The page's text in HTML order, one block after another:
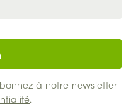
à notre newsletter
.